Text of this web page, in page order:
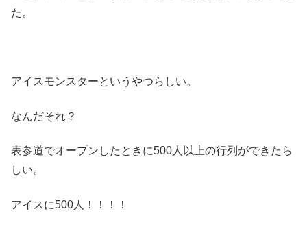
た。
アイスモンスターというやつらしい。
なんだそれ？
表参道でオープンしたときに500人以上の行列ができたら
しい。
アイスに500人！！！！